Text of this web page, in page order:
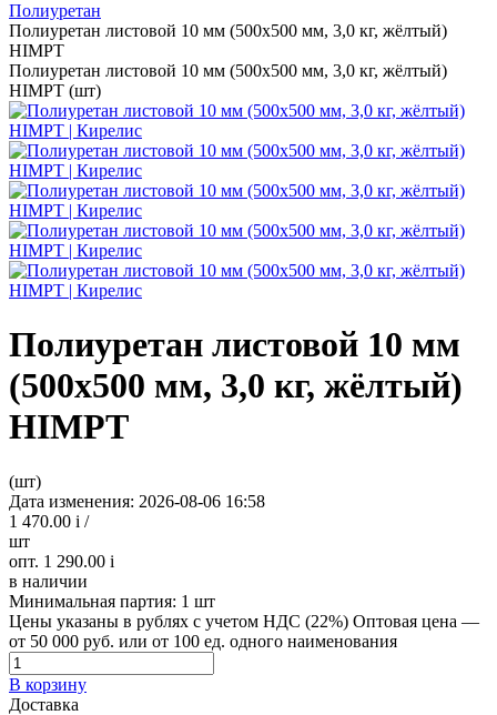
Полиуретан
Полиуретан листовой 10 мм (500х500 мм, 3,0 кг, жёлтый)
HIMPT
Полиуретан листовой 10 мм (500х500 мм, 3,0 кг, жёлтый)
HIMPT (шт)
Полиуретан листовой 10 мм
(500х500 мм, 3,0 кг, жёлтый)
HIMPT
(шт)
Дата изменения: 2026-08-06 16:58
1 470.00 i /
шт
опт. 1 290.00 i
в наличии
Минимальная партия: 1 шт
Цены указаны в рублях с учетом НДС (22%) Оптовая цена —
от 50 000 руб. или от 100 ед. одного наименования
В корзину
Доставка